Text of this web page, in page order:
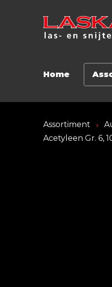
Home
Assortiment
Acetyleen Gr. 6,